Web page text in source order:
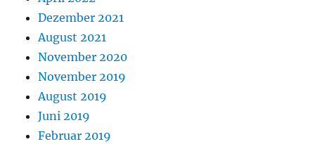
Dezember 2021
August 2021
November 2020
November 2019
August 2019
Juni 2019
Februar 2019